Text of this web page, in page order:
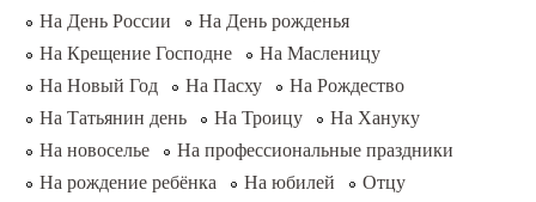
На День России
На День рожденья
На Крещение Господне
На Масленицу
На Новый Год
На Пасху
На Рождество
На Татьянин день
На Троицу
На Хануку
На новоселье
На профессиональные праздники
На рождение ребёнка
На юбилей
Отцу